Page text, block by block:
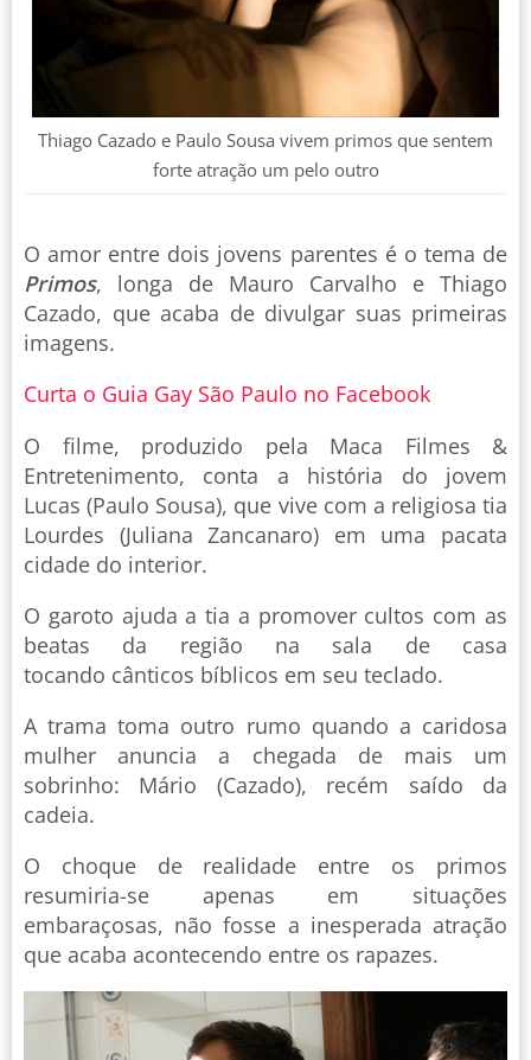
Thiago Cazado e Paulo Sousa vivem primos que sentem
forte atração um pelo outro
O amor entre dois jovens parentes é o tema de
Primos, longa de Mauro Carvalho e Thiago
Cazado, que acaba de divulgar suas primeiras
imagens.
Curta o Guia Gay São Paulo no Facebook
O filme, produzido pela Maca Filmes &
Entretenimento, conta a história do jovem
Lucas (Paulo Sousa), que vive com a religiosa tia
Lourdes (Juliana Zancanaro) em uma pacata
cidade do interior.
O garoto ajuda a tia a promover cultos com as
beatas da região na sala de casa
tocando cânticos bíblicos em seu teclado.
A trama toma outro rumo quando a caridosa
mulher anuncia a chegada de mais um
sobrinho: Mário (Cazado), recém saído da
cadeia.
O choque de realidade entre os primos
resumiria-se apenas em situações
embaraçosas, não fosse a inesperada atração
que acaba acontecendo entre os rapazes.